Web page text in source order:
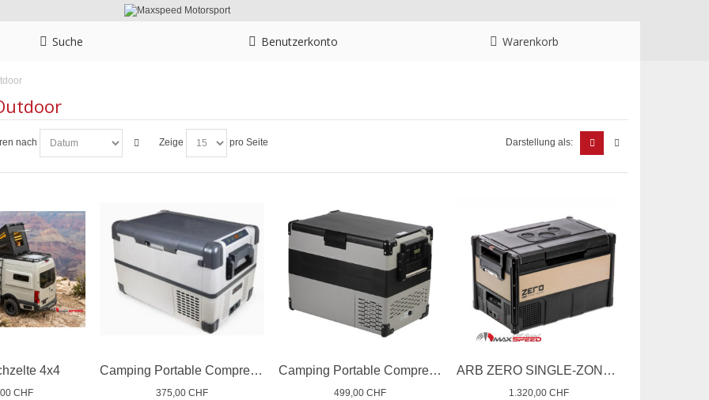
Suche Benutzerkonto Warenkorb
nach Zeige pro Seite Darstellung als:
4x4
CHF
Camping Portable Compressor Fridge 32
375,00 CHF
Camping Portable Compressor Fridge 52L
499,00 CHF
ARB ZERO SINGLE-ZONE BLUETOOTH FRIDGE FREEZER
1.320,00 CHF